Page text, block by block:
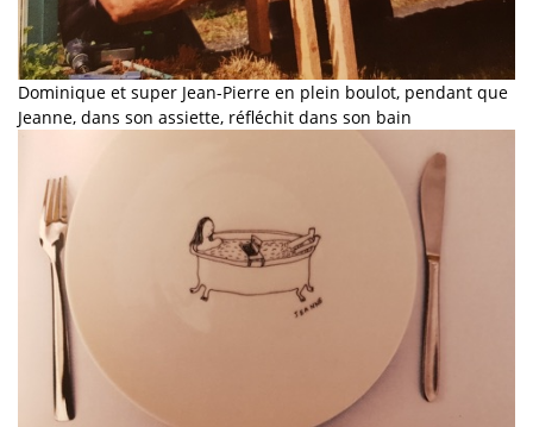
Dominique et super Jean-Pierre en plein boulot, pendant que
Jeanne, dans son assiette, réfléchit dans son bain